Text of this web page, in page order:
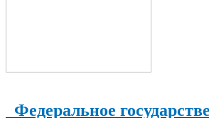
Федеральное